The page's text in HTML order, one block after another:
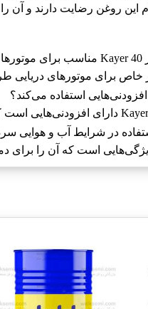
این روغن رضایت دارند و آن
خاص برای موتورهای
استفاده می‌کند؟
در شرایط آب و هوایی
است که آن را برای